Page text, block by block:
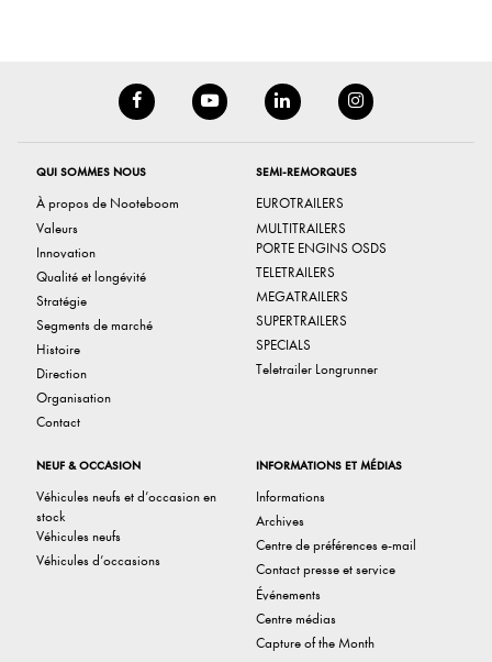
QUI SOMMES NOUS
À propos de Nooteboom
Valeurs
Innovation
Qualité et longévité
Stratégie
Segments de marché
Histoire
Direction
Organisation
Contact
SEMI-REMORQUES
EUROTRAILERS
MULTITRAILERS
PORTE ENGINS OSDS
TELETRAILERS
MEGATRAILERS
SUPERTRAILERS
SPECIALS
Teletrailer Longrunner
NEUF & OCCASION
Véhicules neufs et d’occasion en
stock
Véhicules neufs
Véhicules d’occasions
INFORMATIONS ET MÉDIAS
Informations
Archives
Centre de préférences e-mail
Contact presse et service
Événements
Centre médias
Capture of the Month